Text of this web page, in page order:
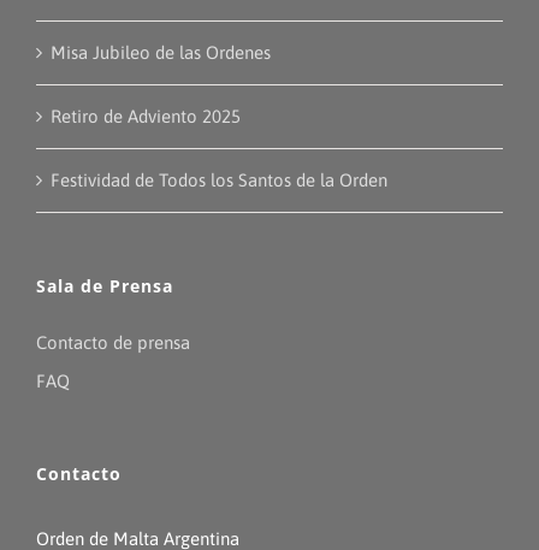
Misa Jubileo de las Ordenes
Retiro de Adviento 2025
Festividad de Todos los Santos de la Orden
Sala de Prensa
Contacto de prensa
FAQ
Contacto
Orden de Malta Argentina